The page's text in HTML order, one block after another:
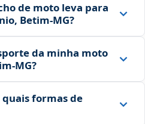
de moto leva para
Betim‑MG?
da minha moto
formas de